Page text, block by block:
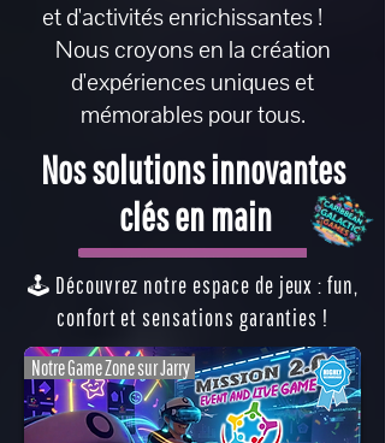
et d'activités enrichissantes !
Nous croyons en la création
d'expériences uniques et
mémorables pour tous.
Nos solutions innovantes
clés en main
🕹️ Découvrez notre espace de jeux : fun,
confort et sensations garanties !
Notre Game Zone sur Jarry